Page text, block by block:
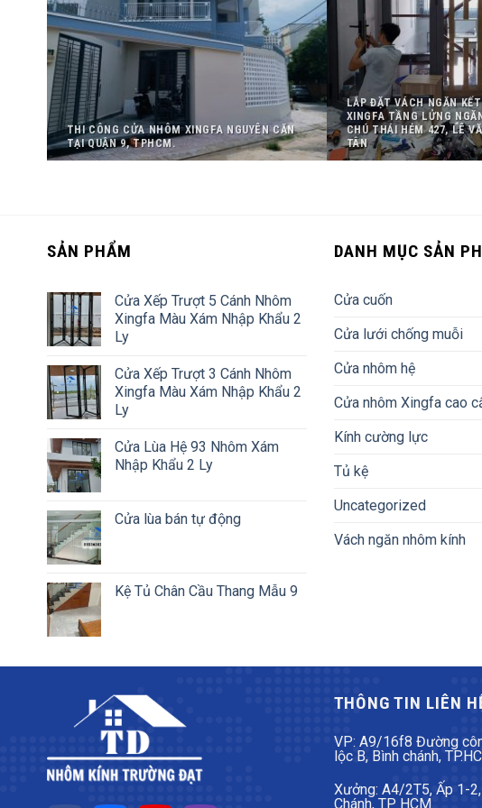
THI CÔNG CỬA NHÔM XINGFA NGUYÊN CĂN
TẠI QUẬN 9, TPHCM.
LẮP ĐẶT VÁCH NGĂN
XINGFA TẦNG LỬNG
CHÚ THÁI HẺM 427, LÊ
TÂN
SẢN PHẨM
Cửa Xếp Trượt 5 Cánh Nhôm
Xingfa Màu Xám Nhập Khẩu 2
Ly
Cửa Xếp Trượt 3 Cánh Nhôm
Xingfa Màu Xám Nhập Khẩu 2
Ly
Cửa Lùa Hệ 93 Nhôm Xám
Nhập Khẩu 2 Ly
Cửa lùa bán tự động
Kệ Tủ Chân Cầu Thang Mẫu 9
DANH MỤC SẢN
Cửa cuốn
Cửa lưới chống muỗi
Cửa nhôm hệ
Cửa nhôm Xingfa cao
Kính cường lực
Tủ kệ
Uncategorized
Vách ngăn nhôm kính
THÔNG TIN LIÊN
VP: A9/16f8 Đường
lộc B, Bình chánh,
Xưởng: A4/2T5, Ấp 1-
Chánh, TP HCM